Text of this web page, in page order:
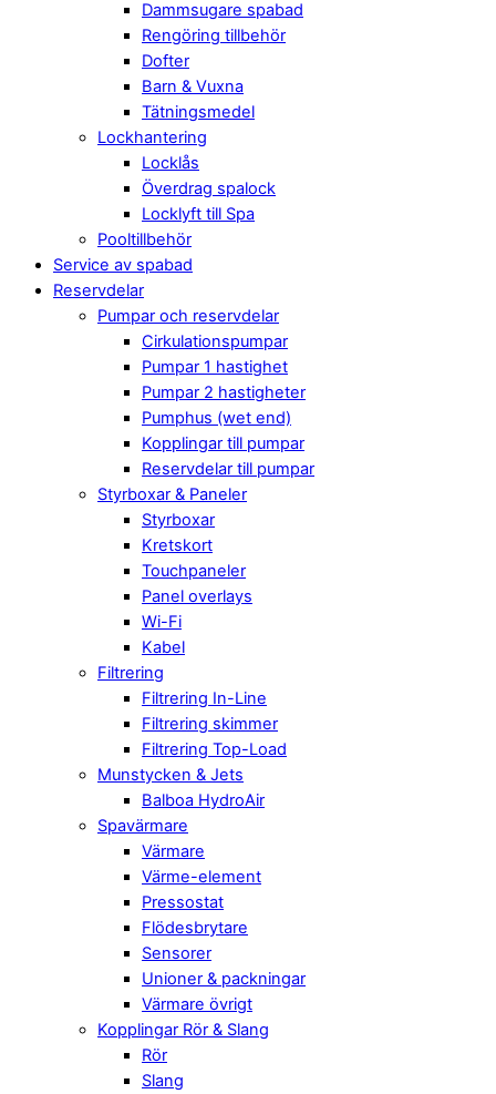
Dammsugare spabad
Rengöring tillbehör
Dofter
Barn & Vuxna
Tätningsmedel
Lockhantering
Locklås
Överdrag spalock
Locklyft till Spa
Pooltillbehör
Service av spabad
Reservdelar
Pumpar och reservdelar
Cirkulationspumpar
Pumpar 1 hastighet
Pumpar 2 hastigheter
Pumphus (wet end)
Kopplingar till pumpar
Reservdelar till pumpar
Styrboxar & Paneler
Styrboxar
Kretskort
Touchpaneler
Panel overlays
Wi-Fi
Kabel
Filtrering
Filtrering In-Line
Filtrering skimmer
Filtrering Top-Load
Munstycken & Jets
Balboa HydroAir
Spavärmare
Värmare
Värme-element
Pressostat
Flödesbrytare
Sensorer
Unioner & packningar
Värmare övrigt
Kopplingar Rör & Slang
Rör
Slang